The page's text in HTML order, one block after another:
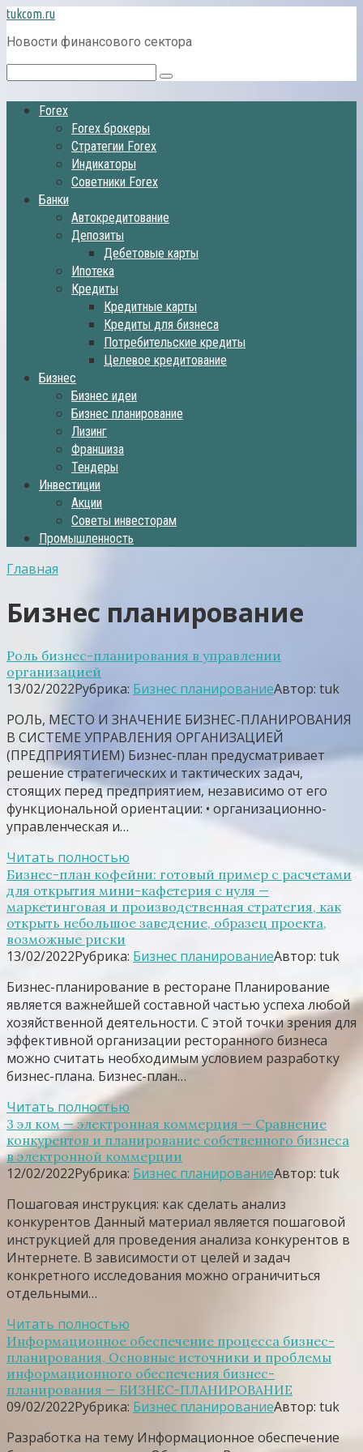
Перейти
к
контенту
tukcom.ru
Новости финансового сектора
Поиск:
Forex
Forex брокеры
Стратегии Forex
Индикаторы
Советники Forex
Банки
Автокредитование
Депозиты
Дебетовые карты
Ипотека
Кредиты
Кредитные карты
Кредиты для бизнеса
Потребительские кредиты
Целевое кредитование
Бизнес
Бизнес идеи
Бизнес планирование
Лизинг
Франшиза
Тендеры
Инвестиции
Акции
Советы инвесторам
Промышленность
Главная
Бизнес планирование
Роль бизнес-планирования в управлении
организацией
13/02/2022Рубрика: Бизнес планированиеАвтор: tuk
РОЛЬ, МЕСТО И ЗНАЧЕНИЕ БИЗНЕС-ПЛАНИРОВАНИЯ
В СИСТЕМЕ УПРАВЛЕНИЯ ОРГАНИЗАЦИЕЙ
(ПРЕДПРИЯТИЕМ) Бизнес-план предусматривает
решение стратегических и тактических задач,
стоящих перед предприятием, независимо от его
функциональной ориентации: • организационно-
управленческая и…
Читать полностью
Бизнес-план кофейни: готовый пример с расчетами
для открытия мини-кафетерия с нуля —
маркетинговая и производственная стратегия, как
открыть небольшое заведение, образец проекта,
возможные риски
13/02/2022Рубрика: Бизнес планированиеАвтор: tuk
Бизнес-планирование в ресторане Планирование
является важнейшей составной частью успеха любой
хозяйственной деятельности. С этой точки зрения для
эффективной организации ресторанного бизнеса
можно считать необходимым условием разработку
бизнес-плана. Бизнес-план…
Читать полностью
3 эл ком — электронная коммерция — Сравнение
конкурентов и планирование собственного бизнеса
в электронной коммерции
12/02/2022Рубрика: Бизнес планированиеАвтор: tuk
Пошаговая инструкция: как сделать анализ
конкурентов Данный материал является пошаговой
инструкцией для проведения анализа конкурентов в
Интернете. В зависимости от целей и задач
конкретного исследования можно ограничиться
отдельными…
Читать полностью
Информационное обеспечение процесса бизнес-
планирования, Основные источники и проблемы
информационного обеспечения бизнес-
планирования — БИЗНЕС-ПЛАНИРОВАНИЕ
09/02/2022Рубрика: Бизнес планированиеАвтор: tuk
Разработка на тему Информационное обеспечение